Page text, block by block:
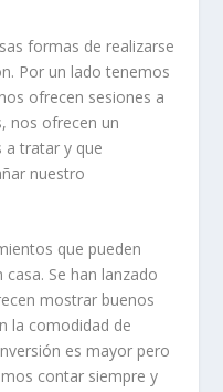
formas de realizarse
Por un lado tenemos
ofrecen sesiones a
nos ofrecen un
a tratar y que
nuestro
que pueden
Se han lanzado
mostrar buenos
la comodidad de
es mayor pero
contar siempre y